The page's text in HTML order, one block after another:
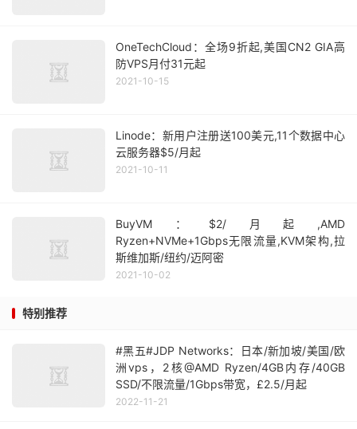
OneTechCloud：全场9折起,美国CN2 GIA高
防VPS月付31元起
2021-10-15
Linode：新用户注册送100美元,11个数据中心
云服务器$5/月起
2021-10-11
BuyVM：$2/月起,AMD
Ryzen+NVMe+1Gbps无限流量,KVM架构,拉
斯维加斯/纽约/迈阿密
2021-10-02
特别推荐
#黑五#JDP Networks：日本/新加坡/美国/欧
洲vps，2核@AMD Ryzen/4GB内存/40GB
SSD/不限流量/1Gbps带宽，£2.5/月起
2022-11-21